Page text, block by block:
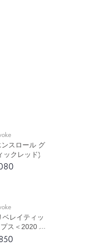
ンスロール グ
ックレッド)
ベレイティッ
ス＜2020 A/
(マスタード)